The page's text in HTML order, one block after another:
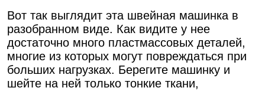
Вот так выглядит эта швейная машинка в
разобранном виде. Как видите у нее
достаточно много пластмассовых деталей,
многие из которых могут повреждаться при
больших нагрузках. Берегите машинку и
шейте на ней только тонкие ткани,